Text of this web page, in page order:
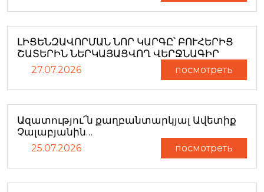
ԼԻՑԵՆԶԱՎՈՐՄԱՆ ՆՈՐ ԿԱՐԳԸ՝ ԲՈՒՀԵՐԻՑ
ՇԱՏԵՐԻՆ ՆԵՐԿԱՅԱՑՎՈՂ ՎԵՐՋՆԱԳԻՐ
27.07.2026 посмотреть
Ազատությու՜ն քաղբանտարկյալ Ավետիք
Չալաբյանին…
25.07.2026 посмотреть